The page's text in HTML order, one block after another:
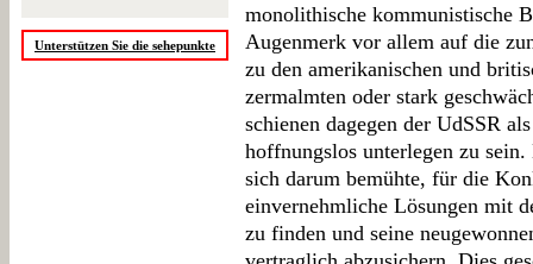
Unterstützen Sie die sehepunkte
monolithische kommunistische
Augenmerk vor allem auf die
zu den amerikanischen und
zermalmten oder stark
schienen dagegen der UdSSR
hoffnungslos unterlegen zu
sich darum bemühte, für die
einvernehmliche Lösungen mit
zu finden und seine